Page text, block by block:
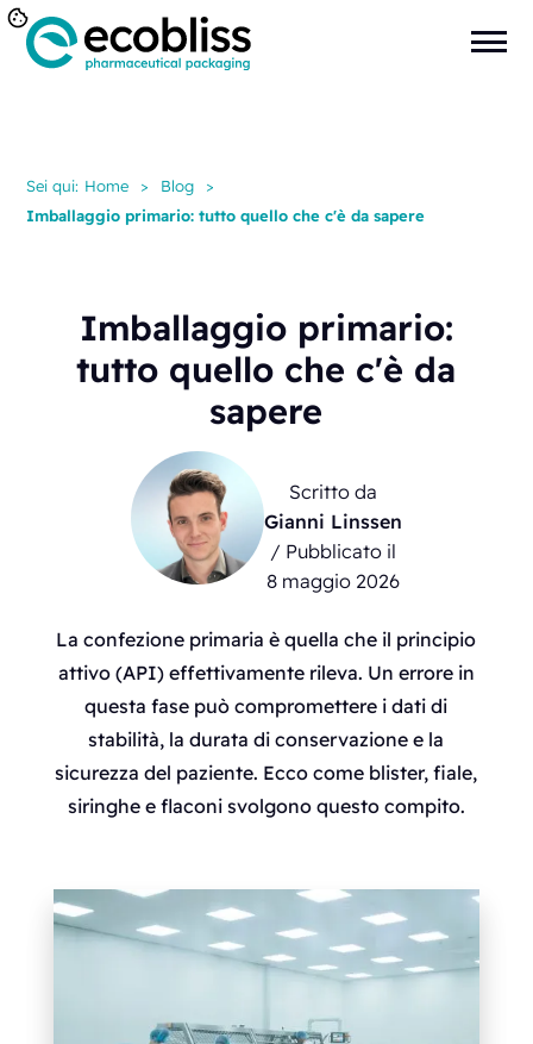
Sei qui: Home > Blog
>
Imballaggio primario: tutto quello che c'è da sapere
Imballaggio primario:
tutto quello che c'è da
sapere
Scritto da
Gianni Linssen
/ Pubblicato il
8 maggio 2026
La confezione primaria è quella che il principio
attivo (API) effettivamente rileva. Un errore in
questa fase può compromettere i dati di
stabilità, la durata di conservazione e la
sicurezza del paziente. Ecco come blister, fiale,
siringhe e flaconi svolgono questo compito.